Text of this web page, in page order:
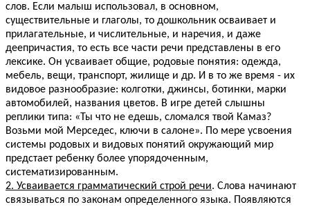
слов. Если малыш использовал, в основном,
существительные и глаголы, то дошкольник осваивает и
прилагательные, и числительные, и наречия, и даже
деепричастия, то есть все части речи представлены в его
лексике. Он усваивает общие, родовые понятия: одежда,
мебель, вещи, транспорт, жилище и др. И в то же время - их
видовое разнообразие: колготки, джинсы, ботинки, марки
автомобилей, названия цветов. В игре детей слышны
реплики типа: «Ты что не едешь, сломался твой Камаз?
Возьми мой Мерседес, ключи в салоне». По мере усвоения
системы родовых и видовых понятий окружающий мир
предстает ребенку более упорядоченным,
систематизированным.
2. Усваивается грамматический строй речи. Слова начинают
связываться по законам определенного языка. Появляются